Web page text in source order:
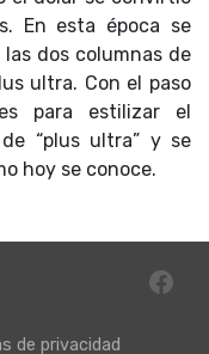
En esta época se
dos columnas de
ultra. Con el paso
para estilizar el
“plus ultra” y se
hoy se conoce.
de privacidad